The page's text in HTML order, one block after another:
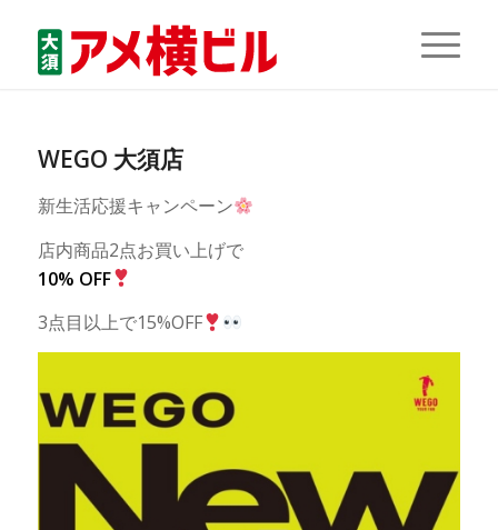
WEGO 大須店
新生活応援キャンペーン
店内商品2点お買い上げで
10% OFF
3点目以上で15%OFF